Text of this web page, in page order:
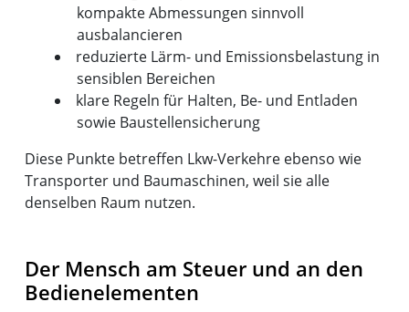
kompakte Abmessungen sinnvoll
ausbalancieren
reduzierte Lärm- und Emissionsbelastung in
sensiblen Bereichen
klare Regeln für Halten, Be- und Entladen
sowie Baustellensicherung
Diese Punkte betreffen Lkw-Verkehre ebenso wie
Transporter und Baumaschinen, weil sie alle
denselben Raum nutzen.
Der Mensch am Steuer und an den
Bedienelementen